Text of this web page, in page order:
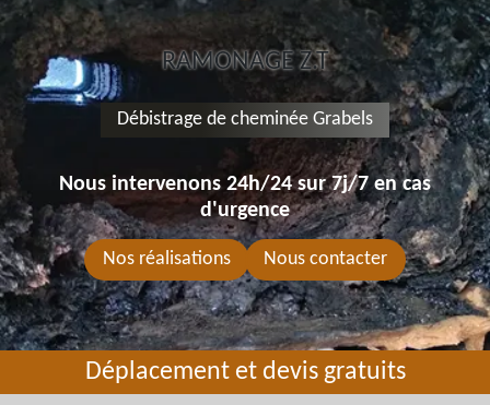
RAMONAGE Z.T
Débistrage de cheminée Grabels
Nous intervenons 24h/24 sur 7j/7 en cas
d'urgence
Nos réalisations Nous contacter
Déplacement et devis gratuits